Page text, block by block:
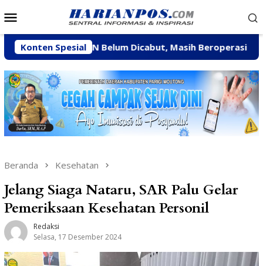
ke
Mobile
Konten Spesial
CV BBN Belum Dicabut, Masih Beroperasi Bakal Ditindak
Beranda Kesehatan
Jelang Siaga Nataru, SAR Palu Gelar
Pemeriksaan Kesehatan Personil
Redaksi
Selasa, 17 Desember 2024